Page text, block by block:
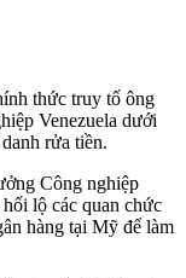
thức truy tố ông
Venezuela dưới
rửa tiền.
Công nghiệp
lộ các quan chức
hàng tại Mỹ để làm